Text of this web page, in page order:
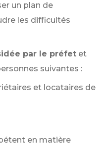
un plan de
les difficultés
par le préfet et
suivantes :
et locataires de
en matière